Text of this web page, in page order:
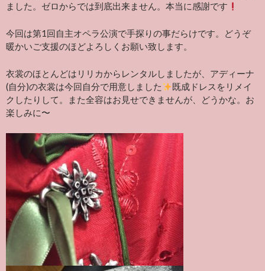
ました。ゼロからでは到底出来ません。本当に感謝です
今回は第1回自主オペラ公演で手探りの事だらけです。どうぞ
暖かいご支援のほどよろしくお願い致します。
衣裳のほとんどはリリカからレンタルしましたが、アディーナ
(自分)の衣裳は今回自分で用意しました
既成ドレスをリメイ
クしたりして。また全容はお見せできませんが、どうかな。お
楽しみに〜